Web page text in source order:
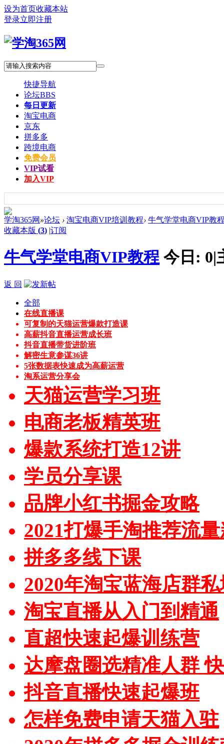
设为首页收藏本站
登录立即注册
快捷导航
论坛BBS
每日更新
淘宝电商
京东
拼多多
跨境电商
免费会员
VIP试看
加入VIP
学淘365网 »论坛 › 淘宝电商VIP培训教程› 牛气学堂电商VIP教
收藏本版 (3) |订阅
牛气学堂电商VIP教程 今日: 0|
返 回
全部
在线直播课
可复制的天猫运营爆款打造课
高薪抖音直播运营成长班
抖音直播带货进阶班
解密生意参谋36讲
5张数据表快速成为高薪运营
淘系运营分享会
天猫运营学习班
电商老板精英班
爆款系统打造12讲
学员分享课
品牌小红书掘金攻略
2021打爆手淘推荐流
拼多多线下课
2020年淘宝蓝海店群
淘宝直播从入门到精通
直超快速起爆训练营
达摩盘圈选精准人群
抖音直播快速起爆班
怎样免费申请天猫入驻